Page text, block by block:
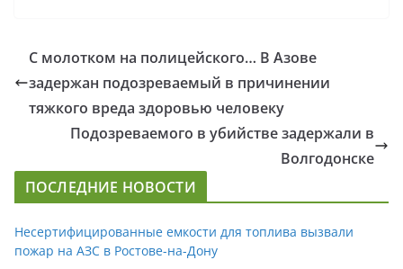
С молотком на полицейского… В Азове
задержан подозреваемый в причинении
тяжкого вреда здоровью человеку
Подозреваемого в убийстве задержали в
Волгодонске
ПОСЛЕДНИЕ НОВОСТИ
Несертифицированные емкости для топлива вызвали
пожар на АЗС в Ростове-на-Дону